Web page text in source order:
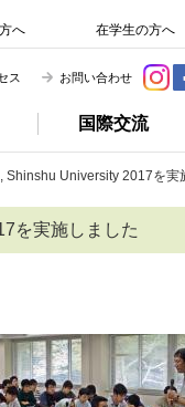
国際交流
へ 在学生の方へ
ス お問い合わせ
University 2017を実
を実施しました